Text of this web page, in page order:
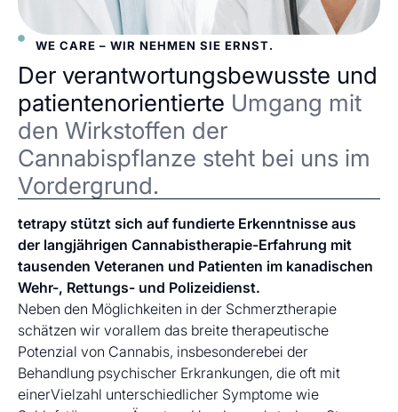
WE CARE – WIR NEHMEN SIE ERNST.
Der verantwortungsbewusste und
patientenorientierte Umgang mit
den Wirkstoffen der
Cannabispflanze steht bei uns im
Vordergrund.
tetrapy stützt sich auf fundierte Erkenntnisse aus
der langjährigen Cannabistherapie-Erfahrung mit
tausenden Veteranen und Patienten im kanadischen
Wehr-, Rettungs- und Polizeidienst.
Neben den Möglichkeiten in der Schmerztherapie
schätzen wir vorallem das breite therapeutische
Potenzial von Cannabis, insbesonderebei der
Behandlung psychischer Erkrankungen, die oft mit
einerVielzahl unterschiedlicher Symptome wie